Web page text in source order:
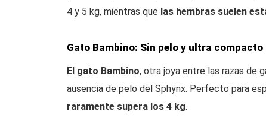
4 y 5 kg, mientras que las hembras suelen
Gato Bambino: Sin pelo y ultra compacto
El gato Bambino, otra joya entre las razas de
ausencia de pelo del Sphynx. Perfecto para
raramente supera los 4 kg.